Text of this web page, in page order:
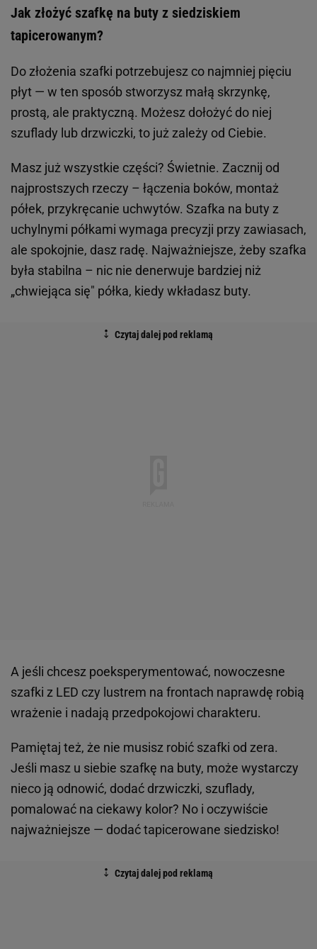
Jak złożyć szafkę na buty z siedziskiem
tapicerowanym?
Do złożenia szafki potrzebujesz co najmniej pięciu
płyt — w ten sposób stworzysz małą skrzynkę,
prostą, ale praktyczną. Możesz dołożyć do niej
szuflady lub drzwiczki, to już zależy od Ciebie.
Masz już wszystkie części? Świetnie. Zacznij od
najprostszych rzeczy – łączenia boków, montaż
półek, przykręcanie uchwytów. Szafka na buty z
uchylnymi półkami wymaga precyzji przy zawiasach,
ale spokojnie, dasz radę. Najważniejsze, żeby szafka
była stabilna – nic nie denerwuje bardziej niż
„chwiejąca się" półka, kiedy wkładasz buty.
A jeśli chcesz poeksperymentować, nowoczesne
szafki z LED czy lustrem na frontach naprawdę robią
wrażenie i nadają przedpokojowi charakteru.
Pamiętaj też, że nie musisz robić szafki od zera.
Jeśli masz u siebie szafkę na buty, może wystarczy
nieco ją odnowić, dodać drzwiczki, szuflady,
pomalować na ciekawy kolor? No i oczywiście
najważniejsze — dodać tapicerowane siedzisko!